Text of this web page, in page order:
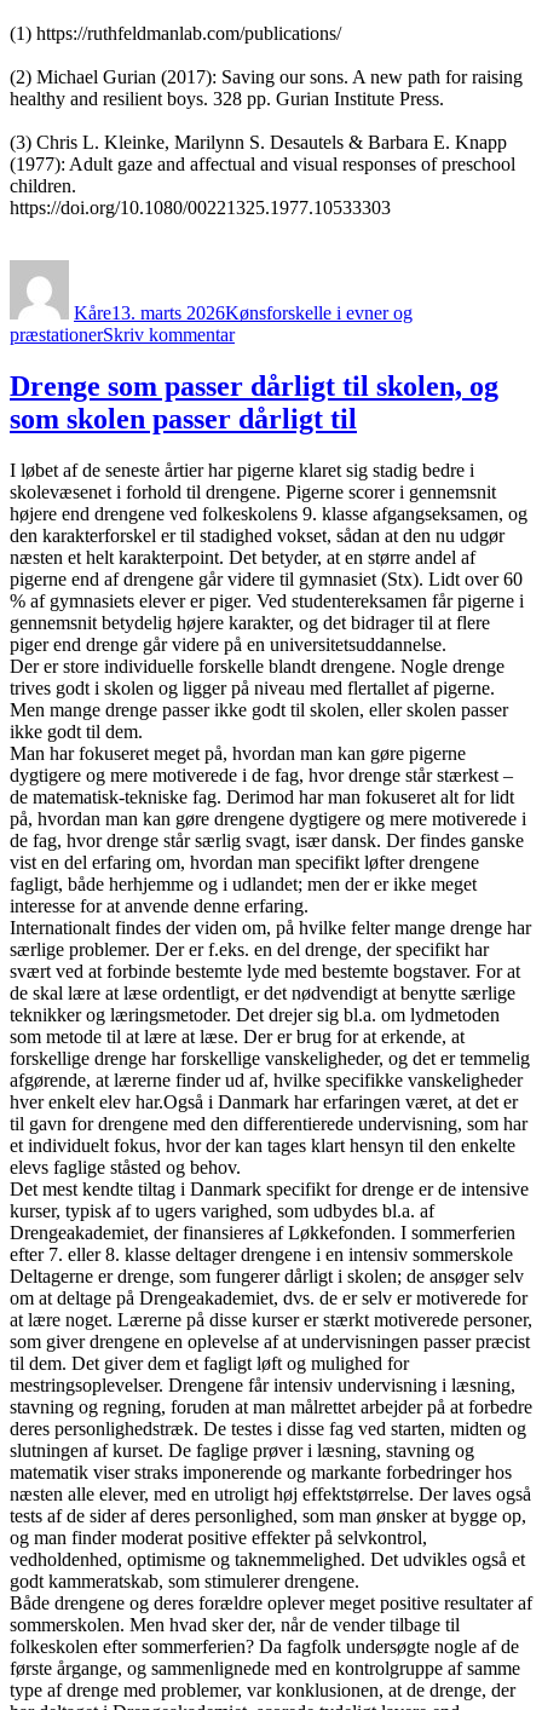
(1) https://ruthfeldmanlab.com/publications/
(2) Michael Gurian (2017): Saving our sons. A new path for raising
healthy and resilient boys. 328 pp. Gurian Institute Press.
(3) Chris L. Kleinke, Marilynn S. Desautels & Barbara E. Knapp
(1977): Adult gaze and affectual and visual responses of preschool
children.
https://doi.org/10.1080/00221325.1977.10533303
Kåre13. marts 2026Kønsforskelle i evner og
præstationerSkriv kommentartil
mødre
og
til
at
håndtere
spædbørn
forskelligt
Drenge som passer dårligt til skolen, og
som skolen passer dårligt til
I løbet af de seneste årtier har pigerne klaret sig stadig bedre i
skolevæsenet i forhold til drengene. Pigerne scorer i gennemsnit
højere end drengene ved folkeskolens 9. klasse afgangseksamen, og
den karakterforskel er til stadighed vokset, sådan at den nu udgør
næsten et helt karakterpoint. Det betyder, at en større andel af
pigerne end af drengene går videre til gymnasiet (Stx). Lidt over 60
% af gymnasiets elever er piger. Ved studentereksamen får pigerne i
gennemsnit betydelig højere karakter, og det bidrager til at flere
piger end drenge går videre på en universitetsuddannelse.
Der er store individuelle forskelle blandt drengene. Nogle drenge
trives godt i skolen og ligger på niveau med flertallet af pigerne.
Men mange drenge passer ikke godt til skolen, eller skolen passer
ikke godt til dem.
Man har fokuseret meget på, hvordan man kan gøre pigerne
dygtigere og mere motiverede i de fag, hvor drenge står stærkest –
de matematisk-tekniske fag. Derimod har man fokuseret alt for lidt
på, hvordan man kan gøre drengene dygtigere og mere motiverede i
de fag, hvor drenge står særlig svagt, især dansk. Der findes ganske
vist en del erfaring om, hvordan man specifikt løfter drengene
fagligt, både herhjemme og i udlandet; men der er ikke meget
interesse for at anvende denne erfaring.
Internationalt findes der viden om, på hvilke felter mange drenge har
særlige problemer. Der er f.eks. en del drenge, der specifikt har
svært ved at forbinde bestemte lyde med bestemte bogstaver. For at
de skal lære at læse ordentligt, er det nødvendigt at benytte særlige
teknikker og læringsmetoder. Det drejer sig bl.a. om lydmetoden
som metode til at lære at læse. Der er brug for at erkende, at
forskellige drenge har forskellige vanskeligheder, og det er temmelig
afgørende, at lærerne finder ud af, hvilke specifikke vanskeligheder
hver enkelt elev har.Også i Danmark har erfaringen været, at det er
til gavn for drengene med den differentierede undervisning, som har
et individuelt fokus, hvor der kan tages klart hensyn til den enkelte
elevs faglige ståsted og behov.
Det mest kendte tiltag i Danmark specifikt for drenge er de intensive
kurser, typisk af to ugers varighed, som udbydes bl.a. af
Drengeakademiet, der finansieres af Løkkefonden. I sommerferien
efter 7. eller 8. klasse deltager drengene i en intensiv sommerskole
Deltagerne er drenge, som fungerer dårligt i skolen; de ansøger selv
om at deltage på Drengeakademiet, dvs. de er selv er motiverede for
at lære noget. Lærerne på disse kurser er stærkt motiverede personer,
som giver drengene en oplevelse af at undervisningen passer præcist
til dem. Det giver dem et fagligt løft og mulighed for
mestringsoplevelser. Drengene får intensiv undervisning i læsning,
stavning og regning, foruden at man målrettet arbejder på at forbedre
deres personlighedstræk. De testes i disse fag ved starten, midten og
slutningen af kurset. De faglige prøver i læsning, stavning og
matematik viser straks imponerende og markante forbedringer hos
næsten alle elever, med en utroligt høj effektstørrelse. Der laves også
tests af de sider af deres personlighed, som man ønsker at bygge op,
og man finder moderat positive effekter på selvkontrol,
vedholdenhed, optimisme og taknemmelighed. Det udvikles også et
godt kammeratskab, som stimulerer drengene.
Både drengene og deres forældre oplever meget positive resultater af
sommerskolen. Men hvad sker der, når de vender tilbage til
folkeskolen efter sommerferien? Da fagfolk undersøgte nogle af de
første årgange, og sammenlignede med en kontrolgruppe af samme
type af drenge med problemer, var konklusionen, at de drenge, der